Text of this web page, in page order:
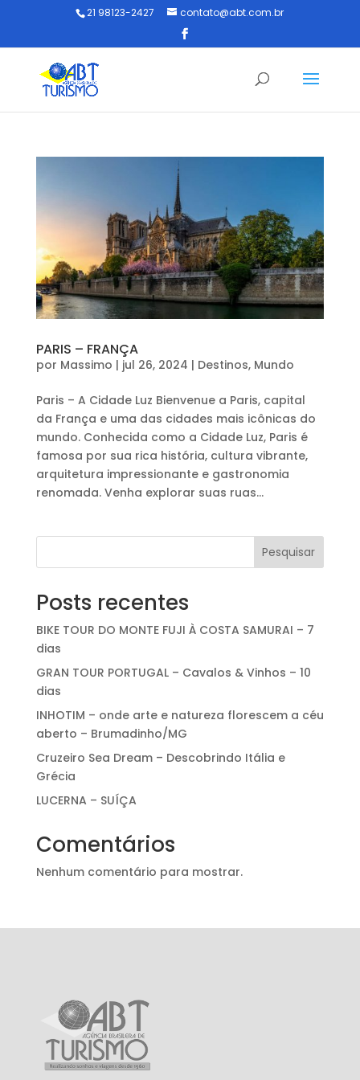
21 98123-2427 contato@abt.com.br
PARIS – FRANÇA
por Massimo | jul 26, 2024 | Destinos, Mundo
Paris – A Cidade Luz Bienvenue a Paris, capital
da França e uma das cidades mais icônicas do
mundo. Conhecida como a Cidade Luz, Paris é
famosa por sua rica história, cultura vibrante,
arquitetura impressionante e gastronomia
renomada. Venha explorar suas ruas...
Pesquisar
Posts recentes
BIKE TOUR DO MONTE FUJI À COSTA SAMURAI – 7
dias
GRAN TOUR PORTUGAL – Cavalos & Vinhos – 10
dias
INHOTIM – onde arte e natureza florescem a céu
aberto – Brumadinho/MG
Cruzeiro Sea Dream – Descobrindo Itália e
Grécia
LUCERNA – SUÍÇA
Comentários
Nenhum comentário para mostrar.